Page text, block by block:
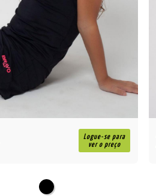
Logue-se para
ver o preço